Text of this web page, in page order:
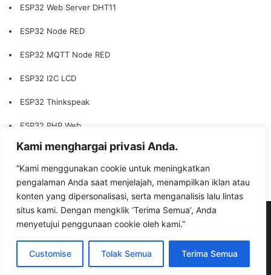
Kami menghargai privasi Anda.
“Kami menggunakan cookie untuk meningkatkan
pengalaman Anda saat menjelajah, menampilkan iklan atau
konten yang dipersonalisasi, serta menganalisis lalu lintas
situs kami. Dengan mengklik ‘Terima Semua’, Anda
menyetujui penggunaan cookie oleh kami.”
Customise Tolak Semua Terima Semua
ESP32 Web Server DHT11
ESP32 Node RED
ESP32 MQTT Node RED
ESP32 I2C LCD
ESP32 Thinkspeak
ESP32 PHP Web
ESP32 Web Server LED
ESP32 Edge Computing
© Copyright 2026, All Rights Reserved |
Facebook
YouTubeInstagram
TikTokWhatsApp